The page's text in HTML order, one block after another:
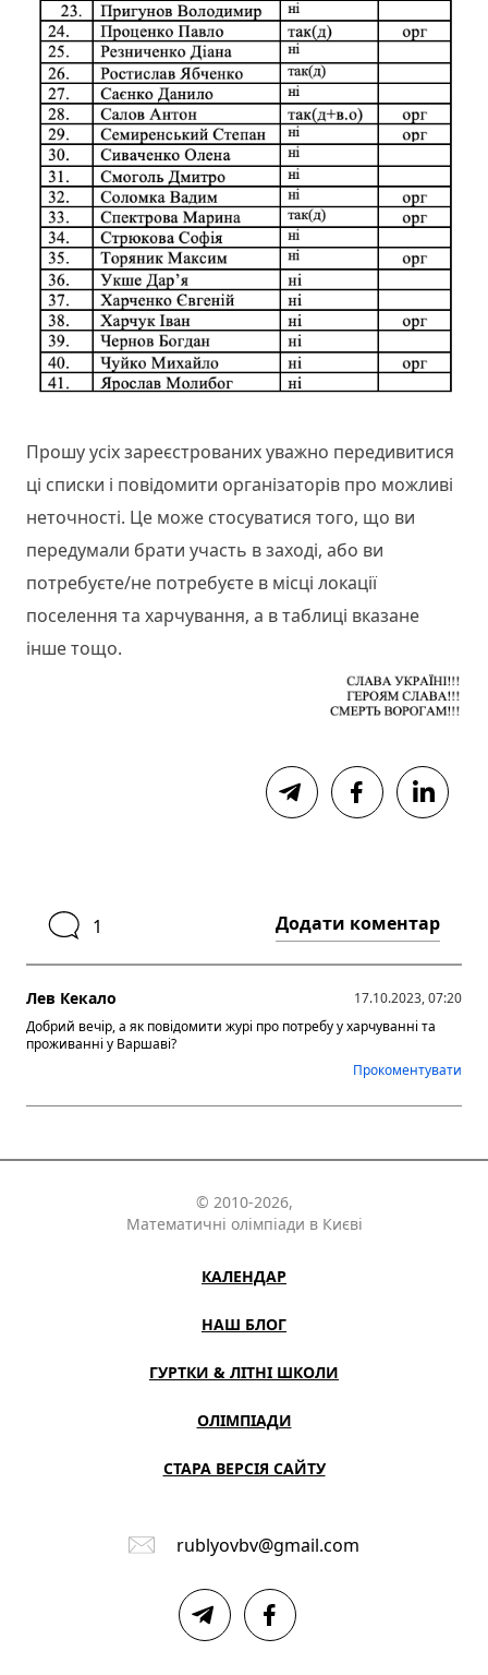
Прошу усіх зареєстрованих уважно передивитися
ці списки і повідомити організаторів про можливі
неточності. Це може стосуватися того, що ви
передумали брати участь в заході, або ви
потребуєте/не потребуєте в місці локації
поселення та харчування, а в таблиці вказане
інше тощо.
1 Додати коментар
Лев Кекало
17.10.2023, 07:20
Добрий вечір, а як повідомити журі про потребу у харчуванні та
проживанні у Варшаві?
Прокоментувати
© 2010-2026,
Математичні олімпіади в Києві
КАЛЕНДАР
НАШ БЛОГ
ГУРТКИ & ЛІТНІ ШКОЛИ
ОЛІМПІАДИ
СТАРА ВЕРСІЯ САЙТУ
rublyovbv@gmail.com